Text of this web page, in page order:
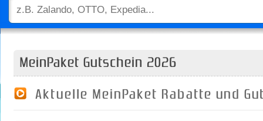
MeinPaket Gutschein 2026
Aktuelle MeinPaket Rabatte und